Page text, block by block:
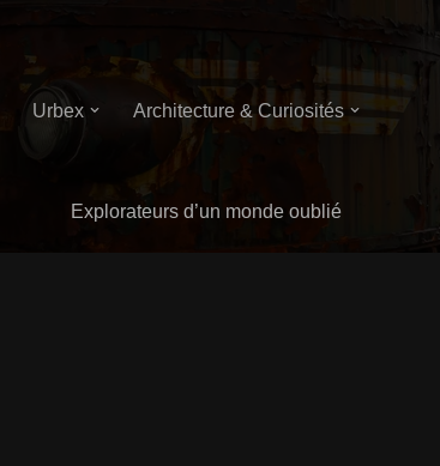
Urbex
Architecture & Curiosités
Explorateurs d’un monde oublié